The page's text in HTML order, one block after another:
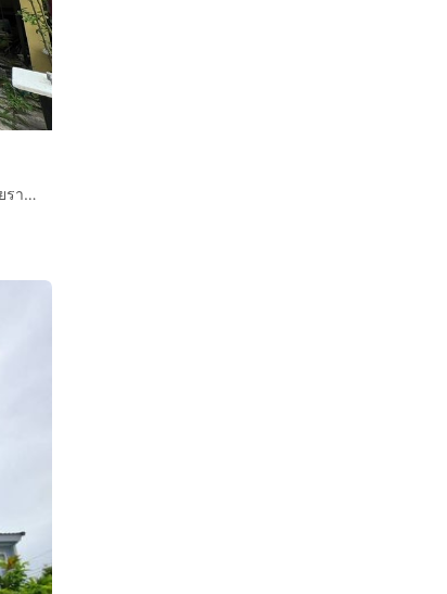
ทาวน์เฮ้าส์ 2 ชั้น 16 ตร.ว. หมู่บ้านเมืองประชา หทัยราษฎร์ ซอยหทัยราษฎร์35 ถนนหทัยราษฎร์ ถนนนิมิตรใหม่ เขตมีนบุรี กรุงเทพมหานคร